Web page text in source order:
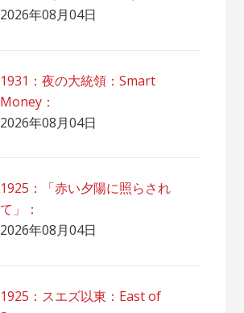
2026年08月04日
1931：夜の大統領：Smart
Money：
2026年08月04日
1925：「赤い夕陽に照らされ
て」：
2026年08月04日
1925：スエズ以東：East of